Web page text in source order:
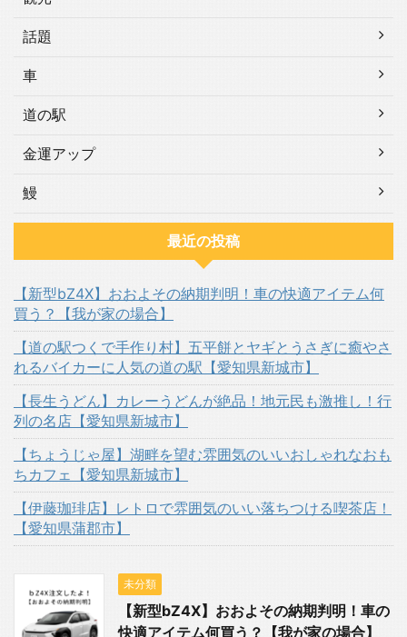
話題
車
道の駅
金運アップ
鰻
最近の投稿
【新型bZ4X】おおよその納期判明！車の快適アイテム何
買う？【我が家の場合】
【道の駅つくで手作り村】五平餅とヤギとうさぎに癒やさ
れるバイカーに人気の道の駅【愛知県新城市】
【長生うどん】カレーうどんが絶品！地元民も激推し！行
列の名店【愛知県新城市】
【ちょうじゃ屋】湖畔を望む雰囲気のいいおしゃれなおも
ちカフェ【愛知県新城市】
【伊藤珈琲店】レトロで雰囲気のいい落ちつける喫茶店！
【愛知県蒲郡市】
未分類
【新型bZ4X】おおよその納期判明！車の
快適アイテム何買う？【我が家の場合】